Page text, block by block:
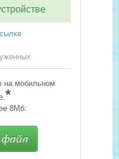
на мобильном
*
8Мб: